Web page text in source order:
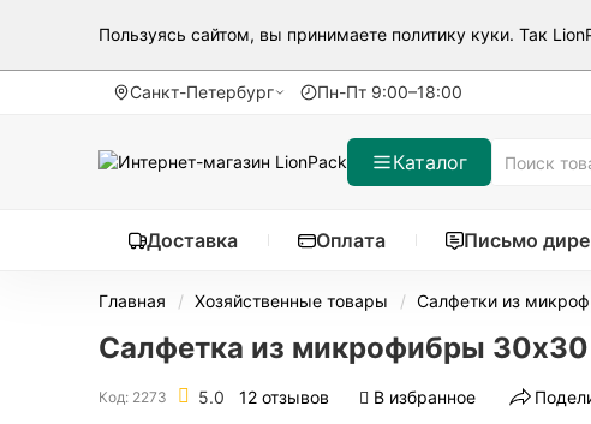
Пользуясь сайтом, вы принимаете политику куки. Так
Санкт-Петербург Пн-Пт 9:00–18:00
Каталог
Доставка Оплата Письмо
Главная Хозяйственные товары Салфетки из
Салфетка из микрофибры 30x30
Код: 2273 5.0 12 отзывов В избранное